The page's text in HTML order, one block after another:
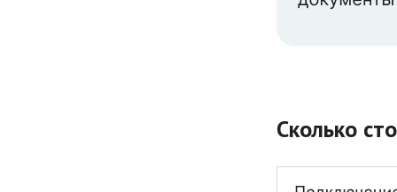
Сколько